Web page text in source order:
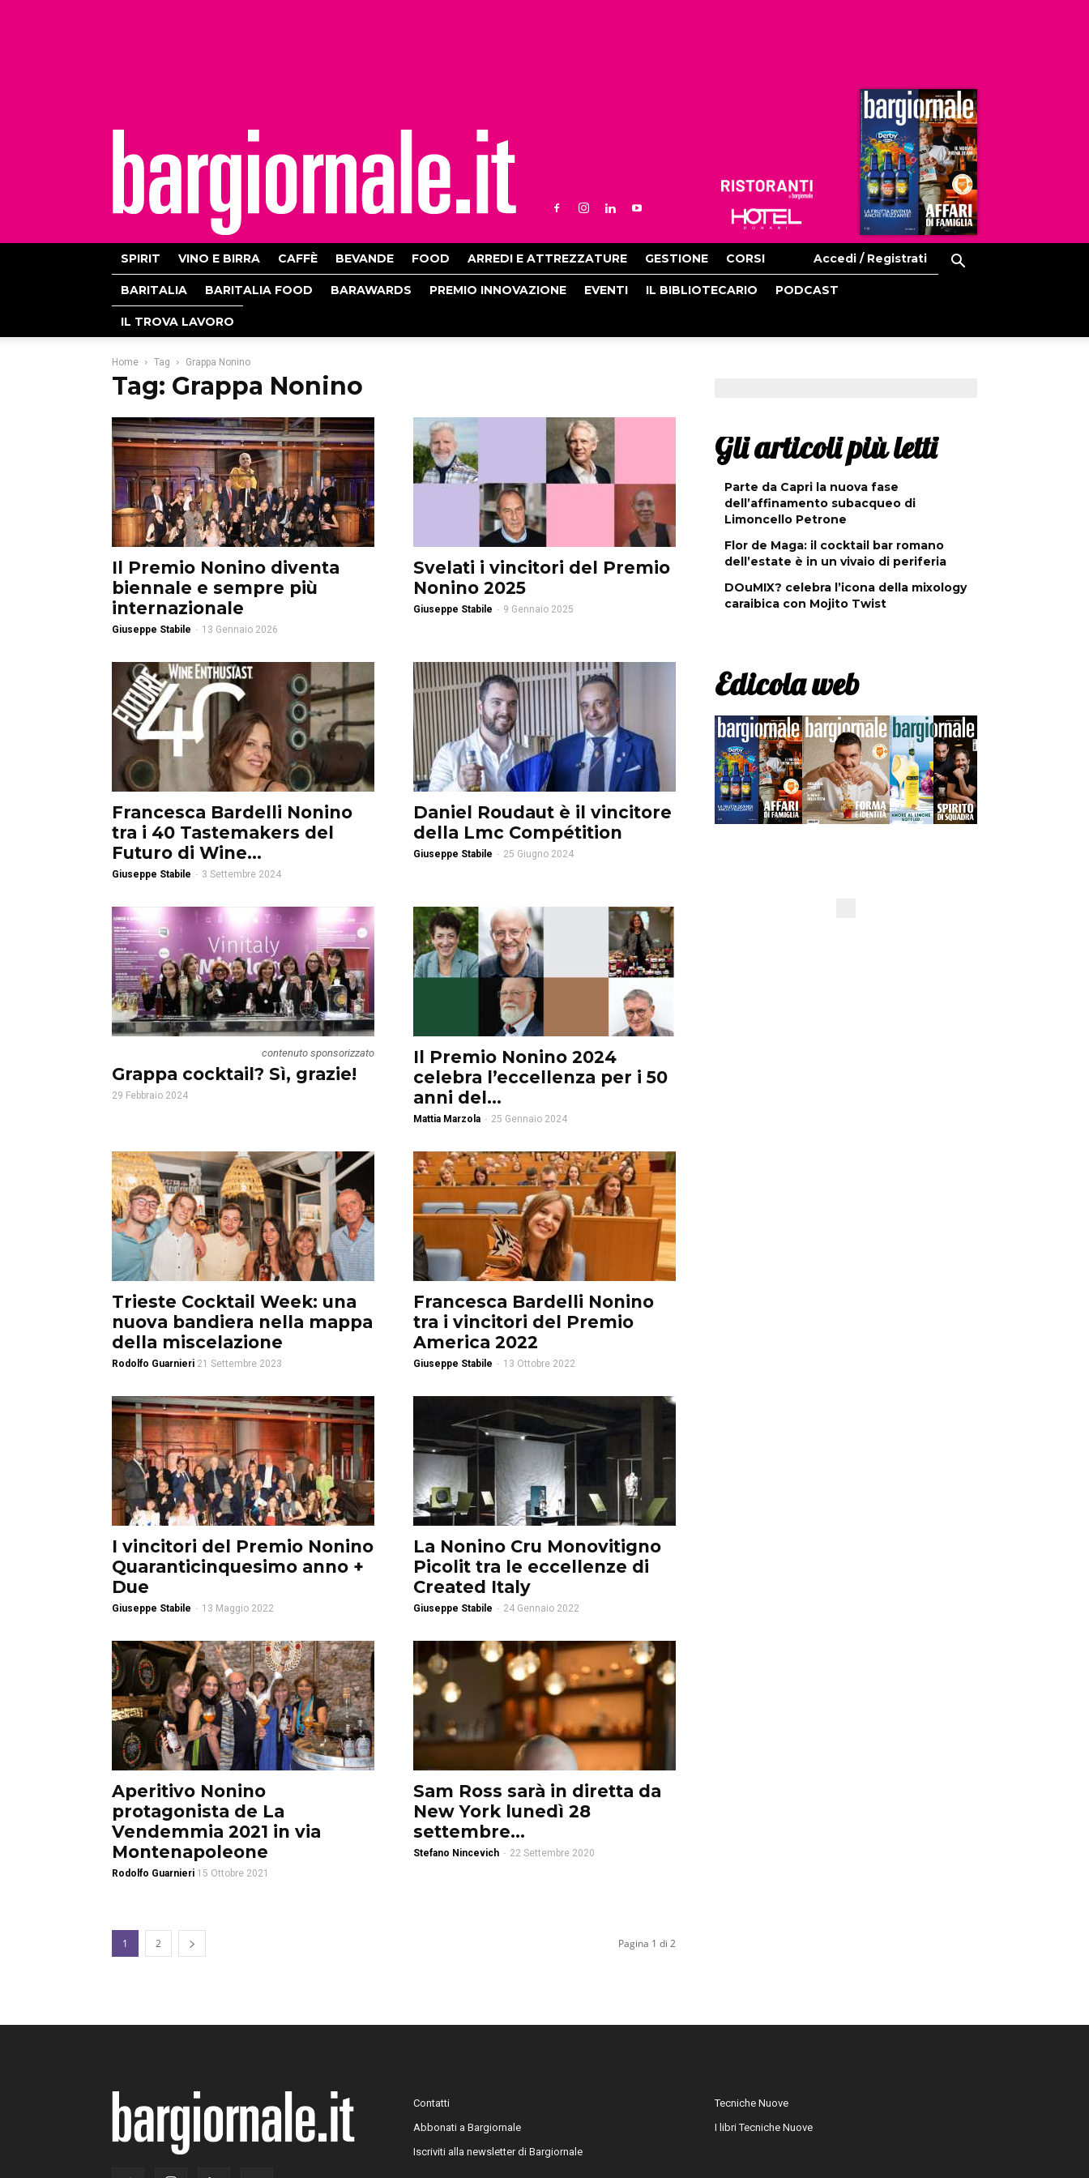
Ristoranti
Hoteldomani
SPIRIT VINO E BIRRA CAFFÈ BEVANDE FOOD ARREDI E ATTREZZATURE GESTIONE CORSI Accedi / Registrati
BARITALIA BARITALIA FOOD BARAWARDS PREMIO INNOVAZIONE EVENTI IL BIBLIOTECARIO PODCAST
IL TROVA LAVORO
Home Tag Grappa Nonino
Tag: Grappa Nonino
Il Premio Nonino diventa
biennale e sempre più
internazionale
Giuseppe Stabile - 13 Gennaio 2026
Svelati i vincitori del Premio
Nonino 2025
Giuseppe Stabile - 9 Gennaio 2025
Francesca Bardelli Nonino
tra i 40 Tastemakers del
Futuro di Wine...
Giuseppe Stabile - 3 Settembre 2024
Daniel Roudaut è il vincitore
della Lmc Compétition
Giuseppe Stabile - 25 Giugno 2024
contenuto sponsorizzato
Grappa cocktail? Sì, grazie!
29 Febbraio 2024
Il Premio Nonino 2024
celebra l’eccellenza per i 50
anni del...
Mattia Marzola - 25 Gennaio 2024
Trieste Cocktail Week: una
nuova bandiera nella mappa
della miscelazione
Rodolfo Guarnieri 21 Settembre 2023
Francesca Bardelli Nonino
tra i vincitori del Premio
America 2022
Giuseppe Stabile - 13 Ottobre 2022
I vincitori del Premio Nonino
Quaranticinquesimo anno +
Due
Giuseppe Stabile - 13 Maggio 2022
La Nonino Cru Monovitigno
Picolit tra le eccellenze di
Created Italy
Giuseppe Stabile - 24 Gennaio 2022
Aperitivo Nonino
protagonista de La
Vendemmia 2021 in via
Montenapoleone
Rodolfo Guarnieri 15 Ottobre 2021
Sam Ross sarà in diretta da
New York lunedì 28
settembre...
Stefano Nincevich - 22 Settembre 2020
1 2 Pagina 1 di 2
Gli articoli più letti
Parte da Capri la nuova fase
dell’affinamento subacqueo di
Limoncello Petrone
Flor de Maga: il cocktail bar romano
dell’estate è in un vivaio di periferia
DOuMIX? celebra l’icona della mixology
caraibica con Mojito Twist
Edicola web
Contatti
Abbonati a Bargiornale
Iscriviti alla newsletter di Bargiornale
Tecniche Nuove
I libri Tecniche Nuove